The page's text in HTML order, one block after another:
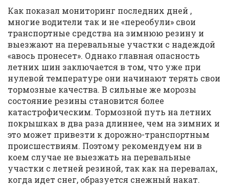
Как показал мониторинг последних дней ,
многие водители так и не «переобули» свои
транспортные средства на зимнюю резину и
выезжают на перевальные участки с надеждой
«авось пронесет». Однако главная опасность
летних шин заключается в том, что уже при
нулевой температуре они начинают терять свои
тормозные качества. В сильные же морозы
состояние резины становится более
катастрофическим. Тормозной путь на летних
покрышках в два раза длиннее, чем на зимних и
это может привезти к дорожно-транспортным
происшествиям. Поэтому рекомендуем ни в
коем случае не выезжать на перевальные
участки с летней резиной, так как на перевалах,
когда идет снег, образуется снежный накат.